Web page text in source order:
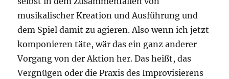
musikalischer Kreation und Ausführung und
dem Spiel damit zu agieren. Also wenn ich jetzt
komponieren täte, wär das ein ganz anderer
Vorgang von der Aktion her. Das heißt, das
Vergnügen oder die Praxis des Improvisierens